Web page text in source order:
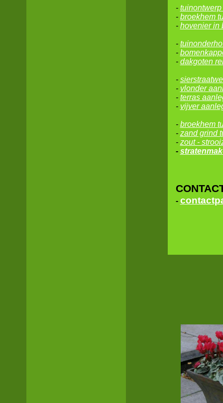
-
- broekhem
- hovenier in
-
-
- dakgoten
-
- vlonder
- terras
- vijver
- broekhem
- zand grind
- zout -
-
-